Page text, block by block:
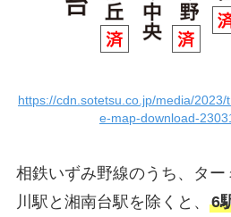
https://cdn.sotetsu.co.jp/media/
e-map-download-
相鉄いずみ野線のうち、タ
川駅と湘南台駅を除くと、 6